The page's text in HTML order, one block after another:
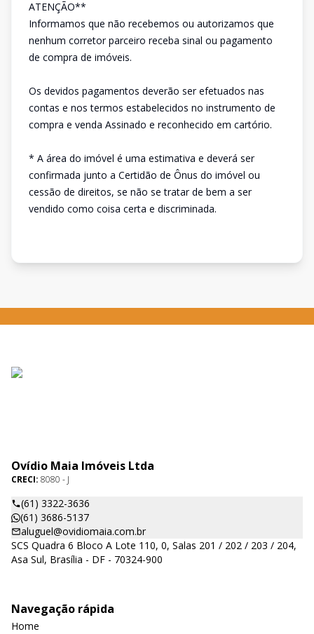
ATENÇÃO**
Informamos que não recebemos ou autorizamos que
nenhum corretor parceiro receba sinal ou pagamento
de compra de imóveis.
Os devidos pagamentos deverão ser efetuados nas
contas e nos termos estabelecidos no instrumento de
compra e venda Assinado e reconhecido em cartório.
* A área do imóvel é uma estimativa e deverá ser
confirmada junto a Certidão de Ônus do imóvel ou
cessão de direitos, se não se tratar de bem a ser
vendido como coisa certa e discriminada.
Ovídio Maia Imóveis Ltda
CRECI: 8080 - J
(61) 3322-3636
(61) 3686-5137
aluguel@ovidiomaia.com.br
SCS Quadra 6 Bloco A Lote 110, 0, Salas 201 / 202 / 203 / 204,
Asa Sul, Brasília - DF - 70324-900
Navegação rápida
Home